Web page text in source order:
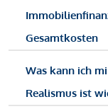
Gesamtkosten
Was kann ich
Realismus ist